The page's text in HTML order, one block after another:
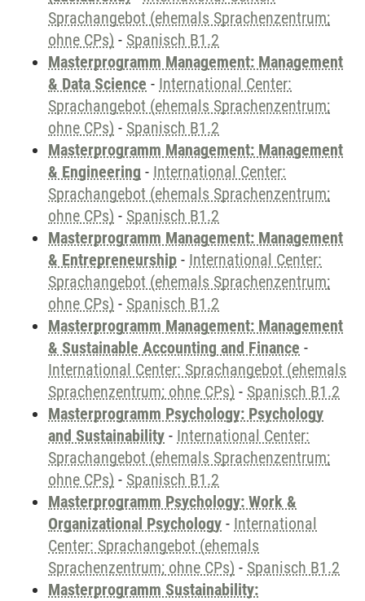
Sprachangebot (ehemals Sprachenzentrum;
ohne CPs) - Spanisch B1.2
Masterprogramm Management: Management
& Data Science - International Center:
Sprachangebot (ehemals Sprachenzentrum;
ohne CPs) - Spanisch B1.2
Masterprogramm Management: Management
& Engineering - International Center:
Sprachangebot (ehemals Sprachenzentrum;
ohne CPs) - Spanisch B1.2
Masterprogramm Management: Management
& Entrepreneurship - International Center:
Sprachangebot (ehemals Sprachenzentrum;
ohne CPs) - Spanisch B1.2
Masterprogramm Management: Management
& Sustainable Accounting and Finance -
International Center: Sprachangebot (ehemals
Sprachenzentrum; ohne CPs) - Spanisch B1.2
Masterprogramm Psychology: Psychology
and Sustainability - International Center:
Sprachangebot (ehemals Sprachenzentrum;
ohne CPs) - Spanisch B1.2
Masterprogramm Psychology: Work &
Organizational Psychology - International
Center: Sprachangebot (ehemals
Sprachenzentrum; ohne CPs) - Spanisch B1.2
Masterprogramm Sustainability: